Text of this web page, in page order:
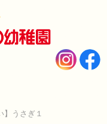
園
うさぎ１